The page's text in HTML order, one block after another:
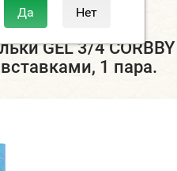
GEL 3/4
1 пара.